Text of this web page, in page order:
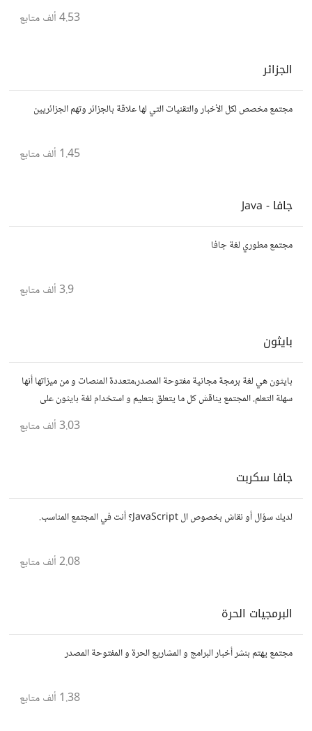
4.53 ألف متابع
الجزائر
مجتمع مخصص لكل الأخبار والتقنيات التي لها علاقة بالجزائر وتهم الجزائريين
1.45 ألف متابع
جافا - Java
مجتمع مطوري لغة جافا
3.9 ألف متابع
بايثون
بايثون هي لغة برمجة مجانية مفتوحة المصدر،متعددة المنصات و من ميزاتها أنها
سهلة التعلم. المجتمع يناقش كل ما يتعلق بتعليم و استخدام لغة بايثون على
3.03 ألف متابع
جافا سكربت
لديك سؤال أو نقاش بخصوص ال JavaScript؟ أنت في المجتمع المناسب.
2.08 ألف متابع
البرمجيات الحرة
مجتمع يهتم بنشر أخبار البرامج و المشاريع الحرة و المفتوحة المصدر
1.38 ألف متابع